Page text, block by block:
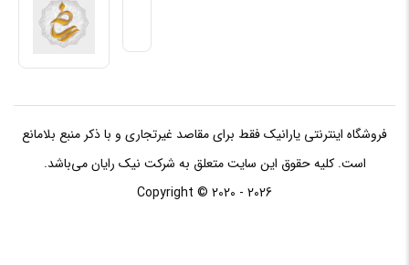
حافظه RAM
فروشگاه اینترنتی یارانیک فقط برای مقاصد غیرتجاری و با ذکر منبع بلامانع
است. کلیه حقوق این سایت متعلق به شرکت نیک رایان می‌باشد.
Copyright © 2020 - 2026